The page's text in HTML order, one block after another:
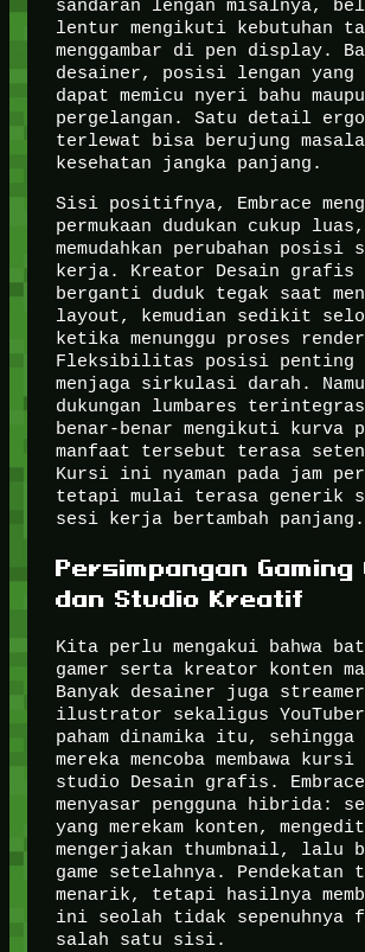
sandaran lengan misalnya,
lentur mengikuti kebutuhan
menggambar di pen display.
desainer, posisi lengan yang
dapat memicu nyeri bahu
pergelangan. Satu detail
terlewat bisa berujung
kesehatan jangka panjang.
Sisi positifnya, Embrace
permukaan dudukan cukup
memudahkan perubahan posisi
kerja. Kreator Desain grafis
berganti duduk tegak saat
layout, kemudian sedikit
ketika menunggu proses
Fleksibilitas posisi penting
menjaga sirkulasi darah.
dukungan lumbares
benar-benar mengikuti kurva
manfaat tersebut terasa
Kursi ini nyaman pada jam
tetapi mulai terasa generik
sesi kerja bertambah panjang.
Persimpangan Gaming
dan Studio Kreatif
Kita perlu mengakui bahwa
gamer serta kreator konten
Banyak desainer juga
ilustrator sekaligus
paham dinamika itu,
mereka mencoba membawa
studio Desain grafis.
menyasar pengguna hibrida:
yang merekam konten,
mengerjakan thumbnail, lalu
game setelahnya. Pendekatan
menarik, tetapi hasilnya
ini seolah tidak sepenuhnya
salah satu sisi.